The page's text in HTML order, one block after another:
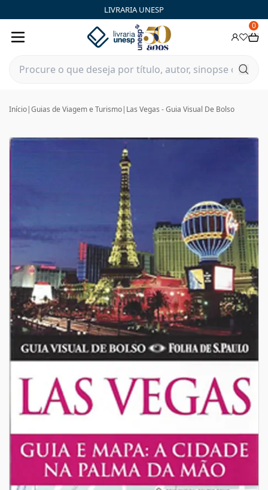
LIVRARIA UNESP
0
Início|Guias de Viagem e Turismo| Las Vegas - Guia Visual De Bolso